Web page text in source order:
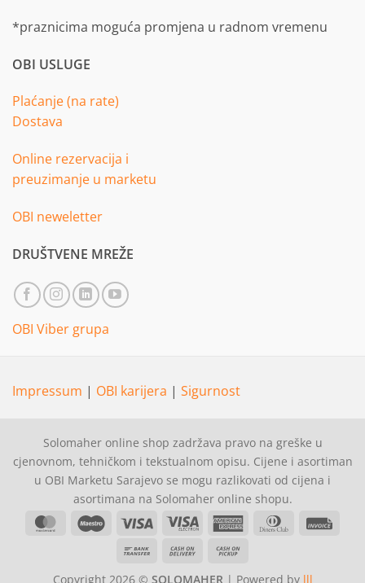
*praznicima moguća promjena u radnom vremenu
OBI USLUGE
Plaćanje (na rate)
Dostava
Online rezervacija i
preuzimanje u marketu
OBI neweletter
DRUŠTVENE MREŽE
OBI Viber grupa
Impressum | OBI karijera | Sigurnost
Solomaher online shop zadržava pravo na greške u
cjenovnom, tehničkom i tekstualnom opisu. Cijene i asortiman
u OBI Marketu Sarajevo se mogu razlikovati od cijena i
asortimana na Solomaher online shopu.
MasterCardMaestro Visa
Visa
American Dinners
Bank
Cash
Copyright 2026 © SOLOMAHER | Powered by lll